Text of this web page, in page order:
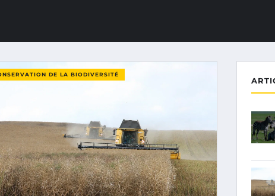
DE LA BIODIVERSITÉ